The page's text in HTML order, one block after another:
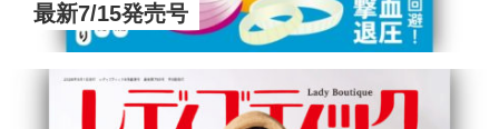
最新7/15発売号